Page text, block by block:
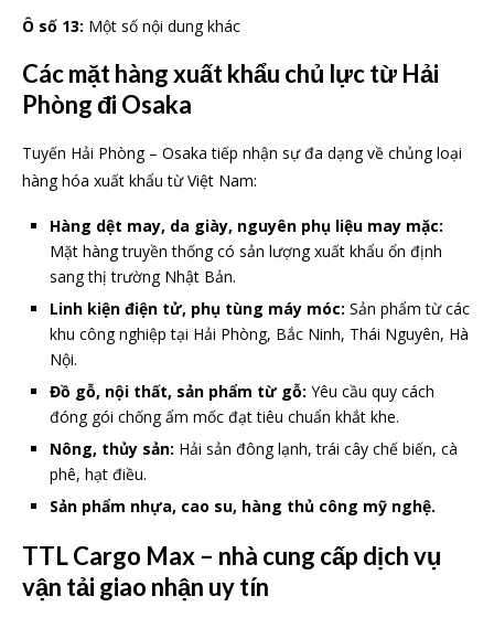
Ô số 13: Một số nội dung khác
Các mặt hàng xuất khẩu chủ lực từ Hải
Phòng đi Osaka
Tuyến Hải Phòng – Osaka tiếp nhận sự đa dạng về chủng loại
hàng hóa xuất khẩu từ Việt Nam:
Hàng dệt may, da giày, nguyên phụ liệu may mặc:
Mặt hàng truyền thống có sản lượng xuất khẩu ổn định
sang thị trường Nhật Bản.
Linh kiện điện tử, phụ tùng máy móc: Sản phẩm từ các
khu công nghiệp tại Hải Phòng, Bắc Ninh, Thái Nguyên, Hà
Nội.
Đồ gỗ, nội thất, sản phẩm từ gỗ: Yêu cầu quy cách
đóng gói chống ẩm mốc đạt tiêu chuẩn khắt khe.
Nông, thủy sản: Hải sản đông lạnh, trái cây chế biến, cà
phê, hạt điều.
Sản phẩm nhựa, cao su, hàng thủ công mỹ nghệ.
TTL Cargo Max – nhà cung cấp dịch vụ
vận tải giao nhận uy tín